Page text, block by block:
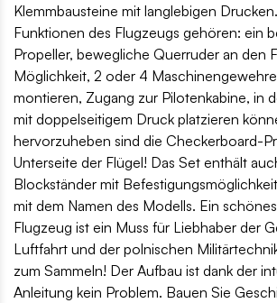
Klemmbausteine mit langlebigen
Funktionen des Flugzeugs gehören: ein
Propeller, bewegliche Querruder an den
Möglichkeit, 2 oder 4
montieren, Zugang zur Pilotenkabine, in
mit doppelseitigem Druck platzieren
hervorzuheben sind die Checkerboard-
Unterseite der Flügel! Das Set enthält
Blockständer mit
mit dem Namen des Modells. Ein
Flugzeug ist ein Muss für Liebhaber der
Luftfahrt und der polnischen
zum Sammeln! Der Aufbau ist dank der
Anleitung kein Problem. Bauen Sie